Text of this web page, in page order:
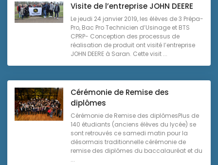
Visite de l’entreprise JOHN DEERE
Le jeudi 24 janvier 2019, les élèves de 3 Prépa-
Pro, Bac Pro Technicien d’Usinage et BTS
CPRP- Conception des processus de
réalisation de produit ont visité l’entreprise
JOHN DEERE à Saran. Cette visit ...
Cérémonie de Remise des
diplômes
Cérémonie de Remise des diplômesPlus de
140 étudiants (anciens élèves du lycée) se
sont retrouvés ce samedi matin pour la
désormais traditionnelle cérémonie de
remise des diplômes du baccalauréat et du
...